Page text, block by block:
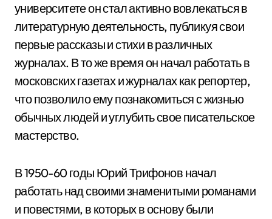
университете он стал активно вовлекаться в
литературную деятельность, публикуя свои
первые рассказы и стихи в различных
журналах. В то же время он начал работать в
московских газетах и журналах как репортер,
что позволило ему познакомиться с жизнью
обычных людей и углубить свое писательское
мастерство.
В 1950-60 годы Юрий Трифонов начал
работать над своими знаменитыми романами
и повестями, в которых в основу были